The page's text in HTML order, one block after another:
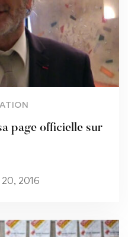
page officielle sur
20, 2016